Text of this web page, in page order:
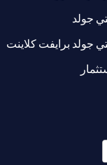
جولد
جولد برايفت كلاينت